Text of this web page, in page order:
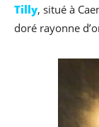
Tilly, situé à
doré rayonne